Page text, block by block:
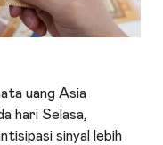
uang Asia
hari Selasa,
sinyal lebih